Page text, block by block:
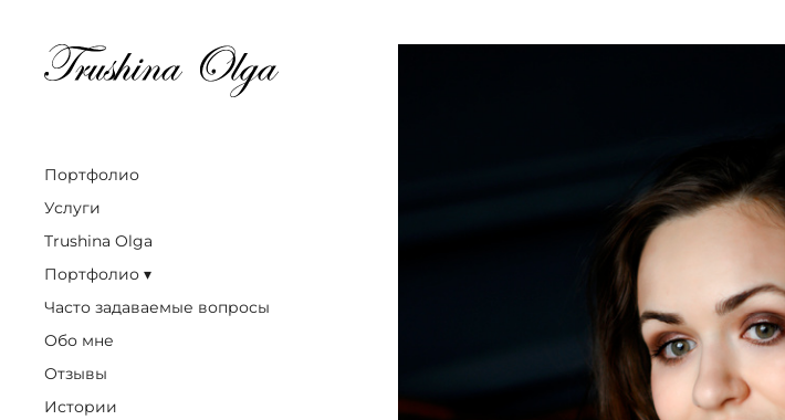
Портфолио
Услуги
Trushina Olga
Портфолио
Часто задаваемые вопросы
Обо мне
Отзывы
Истории